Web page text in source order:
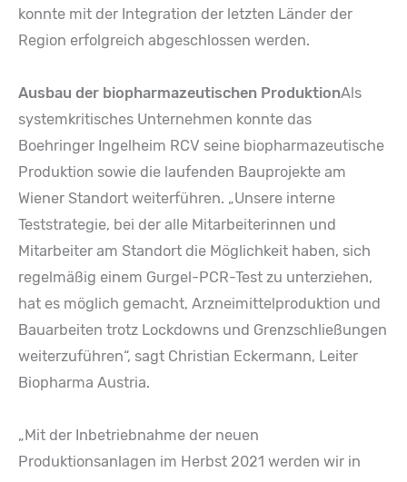
konnte mit der Integration der letzten Länder der
Region erfolgreich abgeschlossen werden.
Ausbau der biopharmazeutischen ProduktionAls
systemkritisches Unternehmen konnte das
Boehringer Ingelheim RCV seine biopharmazeutische
Produktion sowie die laufenden Bauprojekte am
Wiener Standort weiterführen. „Unsere interne
Teststrategie, bei der alle Mitarbeiterinnen und
Mitarbeiter am Standort die Möglichkeit haben, sich
regelmäßig einem Gurgel-PCR-Test zu unterziehen,
hat es möglich gemacht, Arzneimittelproduktion und
Bauarbeiten trotz Lockdowns und Grenzschließungen
weiterzuführen“, sagt Christian Eckermann, Leiter
Biopharma Austria.
„Mit der Inbetriebnahme der neuen
Produktionsanlagen im Herbst 2021 werden wir in